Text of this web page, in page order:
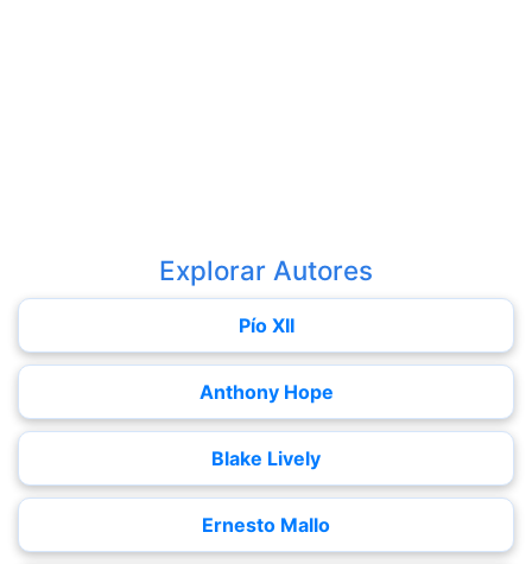
Explorar Autores
Pío XII
Anthony Hope
Blake Lively
Ernesto Mallo